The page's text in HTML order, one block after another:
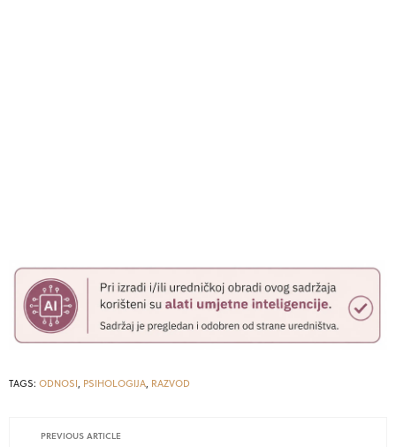
TAGS: ODNOSI, PSIHOLOGIJA, RAZVOD
PREVIOUS ARTICLE